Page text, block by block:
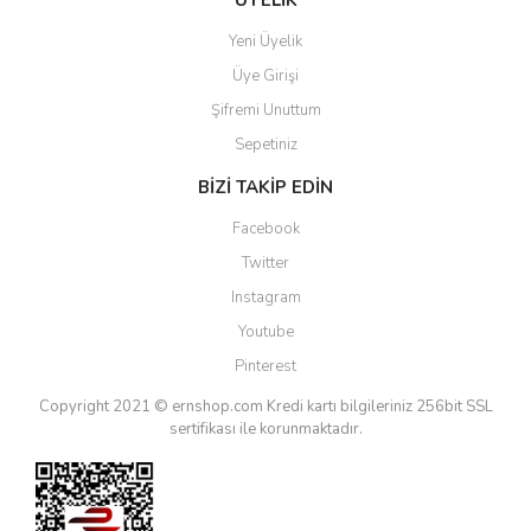
Yeni Üyelik
Üye Girişi
Şifremi Unuttum
Sepetiniz
BİZİ TAKİP EDİN
Facebook
Twitter
Instagram
Youtube
Pinterest
Copyright 2021 © ernshop.com Kredi kartı bilgileriniz 256bit SSL
sertifikası ile korunmaktadır.